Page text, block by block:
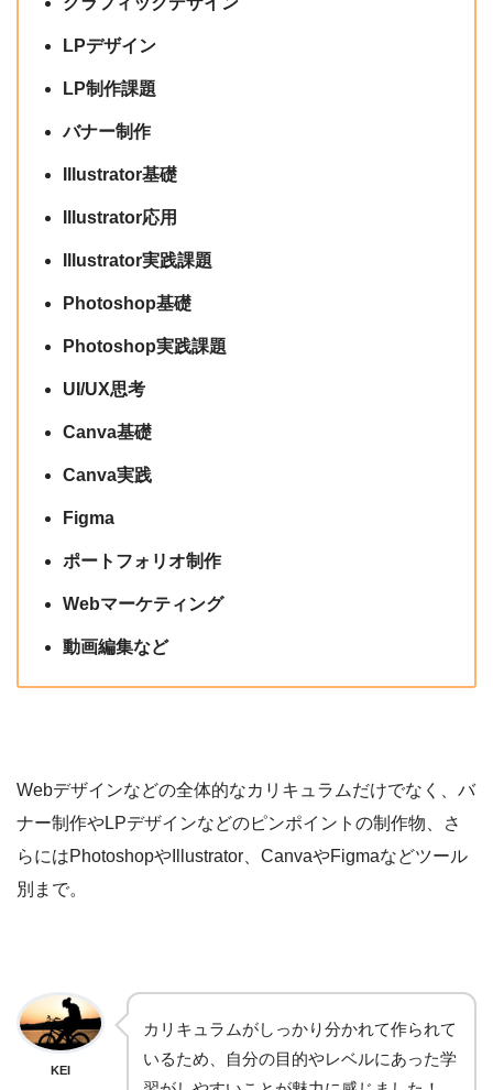
LPデザイン
LP制作課題
バナー制作
Illustrator基礎
Illustrator応用
Illustrator実践課題
Photoshop基礎
Photoshop実践課題
UI/UX思考
Canva基礎
Canva実践
Figma
ポートフォリオ制作
Webマーケティング
動画編集など
Webデザインなどの全体的なカリキュラムだけでなく、バ
ナー制作やLPデザインなどのピンポイントの制作物、さ
らにはPhotoshopやIllustrator、CanvaやFigmaなどツール
別まで。
KEI
カリキュラムがしっかり分かれて作られて
いるため、自分の目的やレベルにあった学